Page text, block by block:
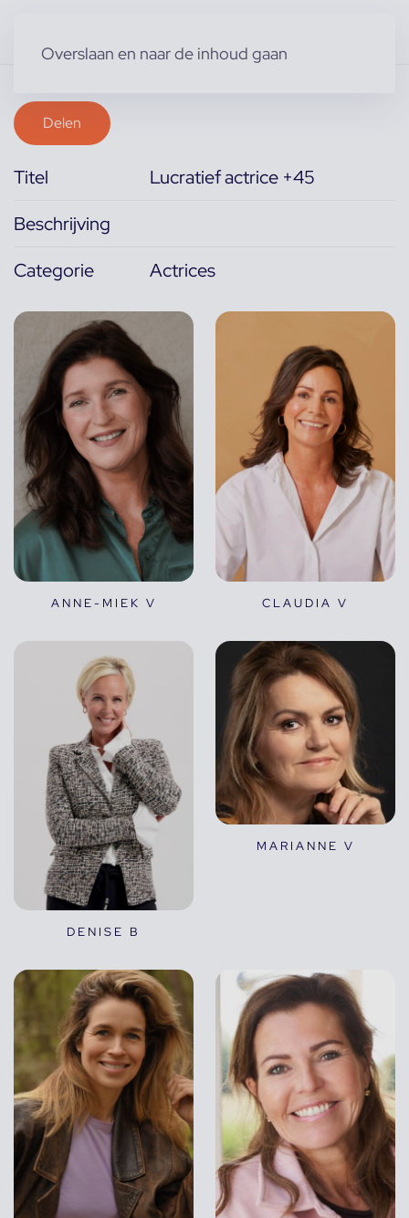
Overslaan en naar de inhoud gaan
Delen
Titel
Lucratief actrice +45
Beschrijving
Categorie
Actrices
ANNE-MIEK V CLAUDIA V
DENISE B
MARIANNE V